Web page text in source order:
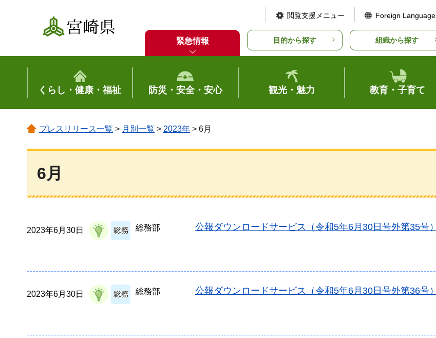
宮崎県
閲覧支援メニュー Foreign Language
緊急情報 目的から探す 組織から探す
くらし・健康・福祉 防災・安全・安心 観光・魅力 教育・子育て
プレスリリース一覧 > 月別一覧 > 2023年 > 6月
6月
2023年6月30日 総務部 公報ダウンロードサービス（令和5年6月30日号外第35号）
2023年6月30日 総務部 公報ダウンロードサービス（令和5年6月30日号外第36号）